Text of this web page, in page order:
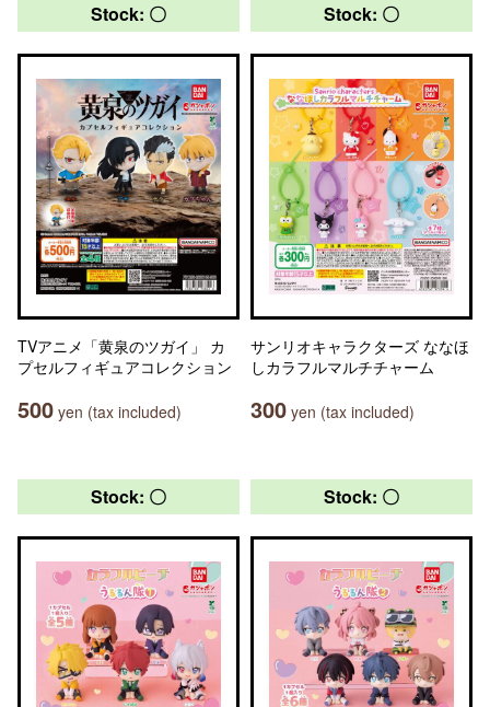
Stock: 〇
TVアニメ「黄泉のツガイ」 カ
プセルフィギュアコレクション
500 yen (tax included)
Stock: 〇
サンリオキャラクターズ ななほ
しカラフルマルチチャーム
300 yen (tax included)
Stock: 〇 Stock: 〇